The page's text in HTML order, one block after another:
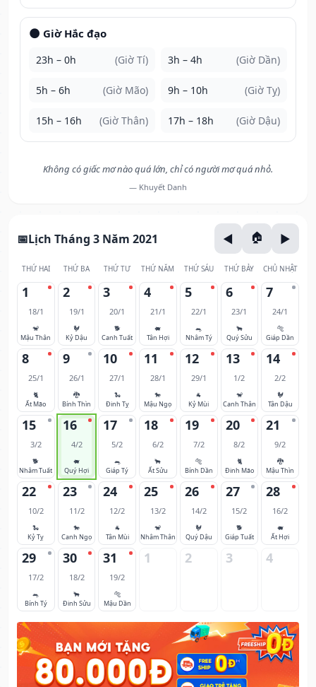
🌑 Giờ Hắc đạo
23h – 0h (Giờ Tí) 3h – 4h (Giờ Dần)
5h – 6h (Giờ Mão) 9h – 10h (Giờ Tỵ)
15h – 16h (Giờ Thân) 17h – 18h (Giờ Dậu)
Không có giấc mơ nào quá lớn, chỉ có người mơ quá nhỏ.
— Khuyết Danh
Lịch Tháng 3 Năm 2021
THỨ HAI THỨ BA THỨ TƯ THỨ NĂM THỨ SÁU THỨ BẢY CHỦ NHẬT
1
18/1
🐒
Mậu Thân
2
19/1
🐓
Kỷ Dậu
3
20/1
🐕
Canh Tuất
4
21/1
🐖
Tân Hợi
5
22/1
🐀
Nhâm Tý
6
23/1
🐂
Quý Sửu
7
24/1
🐅
Giáp Dần
8
25/1
🐈
Ất Mão
9
26/1
🐉
Bính Thìn
10
27/1
🐍
Đinh Tỵ
11
28/1
🐎
Mậu Ngọ
12
29/1
🐐
Kỷ Mùi
13
1/2
🐒
Canh Thân
14
2/2
🐓
Tân Dậu
15
3/2
🐕
Nhâm Tuất
16
4/2
🐖
Quý Hợi
17
5/2
🐀
Giáp Tý
18
6/2
🐂
Ất Sửu
19
7/2
🐅
Bính Dần
20
8/2
🐈
Đinh Mão
21
9/2
🐉
Mậu Thìn
22
10/2
🐍
Kỷ Tỵ
23
11/2
🐎
Canh Ngọ
24
12/2
🐐
Tân Mùi
25
13/2
🐒
Nhâm Thân
26
14/2
🐓
Quý Dậu
27
15/2
🐕
Giáp Tuất
28
16/2
🐖
Ất Hợi
29
17/2
🐀
Bính Tý
30
18/2
🐂
Đinh Sửu
31
19/2
🐅
Mậu Dần
1 2 3 4